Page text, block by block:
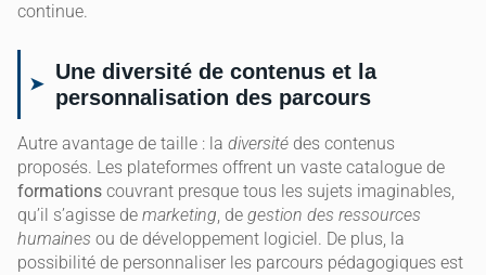
continue.
Une diversité de contenus et la
personnalisation des parcours
Autre avantage de taille : la diversité des contenus
proposés. Les plateformes offrent un vaste catalogue de
formations couvrant presque tous les sujets imaginables,
qu’il s’agisse de marketing, de gestion des ressources
humaines ou de développement logiciel. De plus, la
possibilité de personnaliser les parcours pédagogiques est